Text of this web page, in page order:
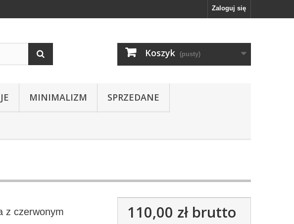
Zaloguj się
Koszyk (pusty)
MINIMALIZM SPRZEDANE
z czerwonym
110,00 złbrutto